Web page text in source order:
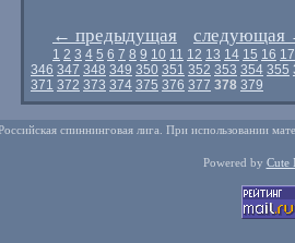
← предыдущая следующая
1 2 3 4 5 6 7 8 9 10 11 12 13 14 15 16 17
346 347 348 349 350 351 352 353 354 355
371 372 373 374 375 376 377 378 379
спиннинговая лига. При использовании
Powered by Cute